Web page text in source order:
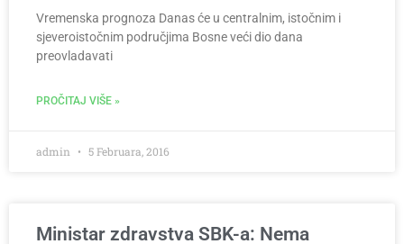
Vremenska prognoza Danas će u centralnim, istočnim i
sjeveroistočnim područjima Bosne veći dio dana
preovladavati
PROČITAJ VIŠE »
admin 5 Februara, 2016
Ministar zdravstva SBK-a: Nema